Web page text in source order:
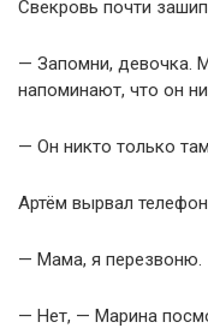
Свекровь почти
— Запомни, девочка.
напоминают, что он
— Он никто только
Артём вырвал
— Мама, я перезвоню.
— Нет, — Марина